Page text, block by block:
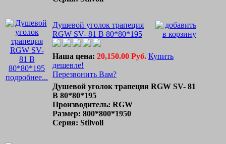
подробнее...
Душевой уголок трапеция
RGW SV- 81 B 80*80*195
Наша цена: 20,150.00 Руб. Купить
дешевле!
Перезвонить Вам?
Душевой уголок трапеция RGW SV- 81
B 80*80*195
Производитель: RGW
Размер: 800*800*1950
Серия: Stilvoll